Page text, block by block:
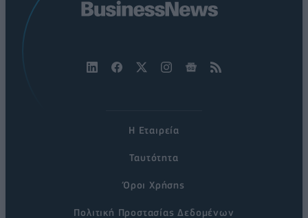
Η Εταιρεία
Ταυτότητα
Όροι Χρήσης
Πολιτική Προστασίας Δεδομένων